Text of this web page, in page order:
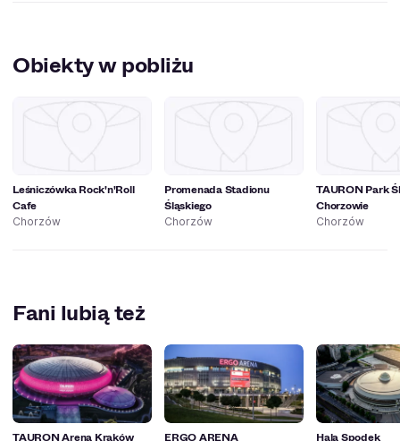
Obiekty w pobliżu
Leśniczówka Rock'n'Roll
Cafe
Chorzów
Promenada Stadionu
Śląskiego
Chorzów
TAURON Park
Chorzowie
Chorzów
Fani lubią też
TAURON Arena Kraków ERGO ARENA Hala Spodek